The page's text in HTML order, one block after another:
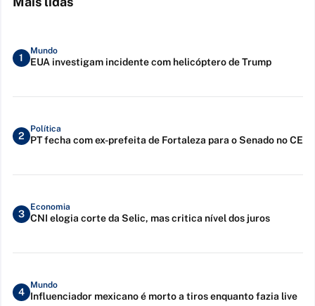
1
Mundo
EUA investigam incidente com helicóptero de Trump
2
Política
PT fecha com ex-prefeita de Fortaleza para o Senado no CE
3
Economia
CNI elogia corte da Selic, mas critica nível dos juros
4
Mundo
Influenciador mexicano é morto a tiros enquanto fazia live